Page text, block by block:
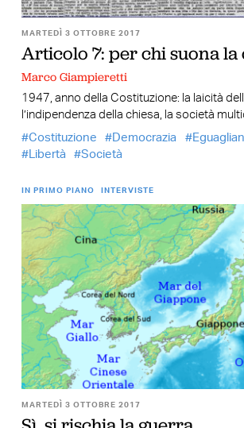
MARTEDÌ 3 OTTOBRE 2017
Articolo 7: per chi suona la
Marco Giampieretti
1947, anno della Costituzione: la laicità
l’indipendenza della chiesa, la società
Costituzione
Democrazia
Libertà
Società
IN PRIMO PIANO INTERVISTE
MARTEDÌ 3 OTTOBRE 2017